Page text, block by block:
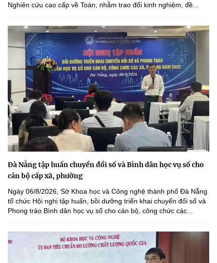
Nghiên cứu cao cấp về Toán, nhằm trao đổi kinh nghiệm, đề...
Đà Nẵng tập huấn chuyển đổi số và Bình dân học vụ số cho
cán bộ cấp xã, phường
Ngày 06/8/2026, Sở Khoa học và Công nghệ thành phố Đà Nẵng
tổ chức Hội nghị tập huấn, bồi dưỡng triển khai chuyển đổi số và
Phong trào Bình dân học vụ số cho cán bộ, công chức các...